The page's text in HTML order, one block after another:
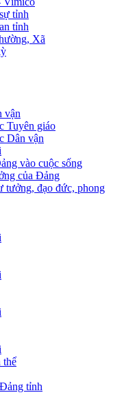
tỉnh
tỉnh
Xã
vận
Tuyên giáo
Dân vận
vào cuộc sống
của Đảng
tưởng, đạo đức, phong
thể
tỉnh